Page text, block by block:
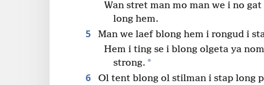
Wan stret man mo man we i no
long hem.
5
Man we laef blong hem i rongud i
Hem i ting se i blong olgeta ya
strong. *
6 Ol tent blong ol stilman i stap long